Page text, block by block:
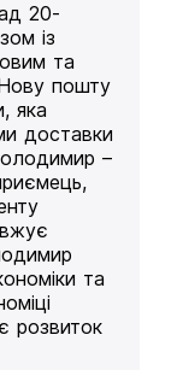
20-
із
та
пошту
яка
доставки
–
та
розвиток